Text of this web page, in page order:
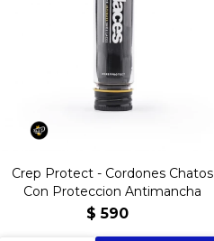
Crep Protect - Cordones Chatos
Con Proteccion Antimancha
$ 590